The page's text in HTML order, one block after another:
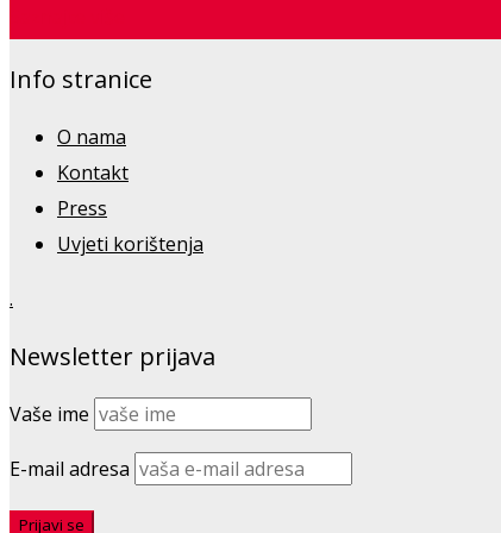
Info stranice
O nama
Kontakt
Press
Uvjeti korištenja
.
Newsletter prijava
Vaše ime
E-mail adresa